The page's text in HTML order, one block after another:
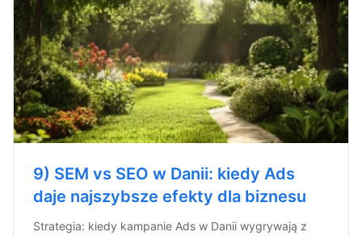
9) SEM vs SEO w Danii: kiedy Ads
daje najszybsze efekty dla biznesu
Strategia: kiedy kampanie Ads w Danii wygrywają z